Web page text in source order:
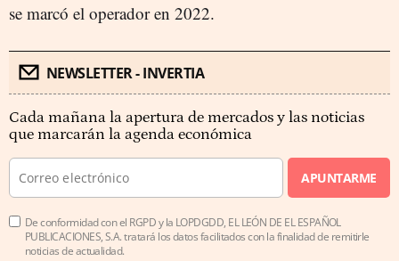
se marcó el operador en 2022.
NEWSLETTER - INVERTIA
Cada mañana la apertura de mercados y las noticias
que marcarán la agenda económica
APUNTARME
De conformidad con el RGPD y la LOPDGDD, EL LEÓN DE EL ESPAÑOL
PUBLICACIONES, S.A. tratará los datos facilitados con la finalidad de remitirle
noticias de actualidad.